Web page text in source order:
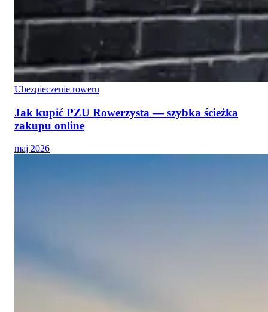
Ubezpieczenie roweru
Jak kupić PZU Rowerzysta — szybka ścieżka
zakupu online
maj 2026